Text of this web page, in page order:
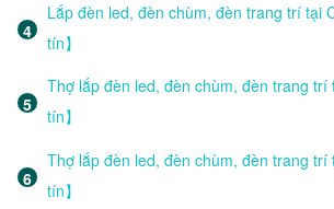
Lắp đèn led, đèn chùm, đèn trang trí tại
tín】
Thợ lắp đèn led, đèn chùm, đèn trang trí
tín】
Thợ lắp đèn led, đèn chùm, đèn trang trí
tín】